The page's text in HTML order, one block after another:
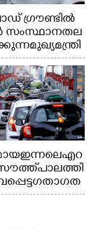
ഗ്രൗണ്ടിൽ
സംസ്ഥാനതല
മുഖ്യമന്ത്രി
ഇന്നലെ എറ
പാലത്തി
ഗതാഗത